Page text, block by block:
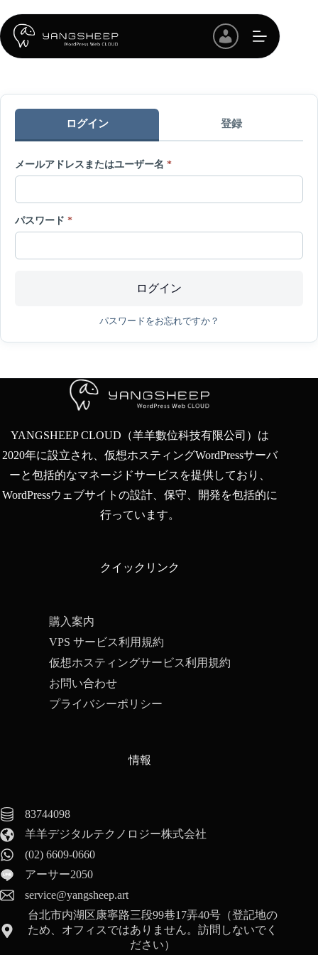
ン
テ
ン
ス
ログイン 登録
メールアドレスまたはユーザー名 *
パスワード *
ログイン
パスワードをお忘れですか？
YANGSHEEP CLOUD（羊羊數位科技有限公司）は
2020年に設立され、仮想ホスティングWordPressサーバ
ーと包括的なマネージドサービスを提供しており、
WordPressウェブサイトの設計、保守、開発を包括的に
行っています。
クイックリンク
購入案内
VPS サービス利用規約
仮想ホスティングサービス利用規約
お問い合わせ
プライバシーポリシー
情報
83744098
羊羊デジタルテクノロジー株式会社
(02) 6609-0660
アーサー2050
service@yangsheep.art
台北市内湖区康寧路三段99巷17弄40号（登記地の
ため、オフィスではありません。訪問しないでく
ださい）